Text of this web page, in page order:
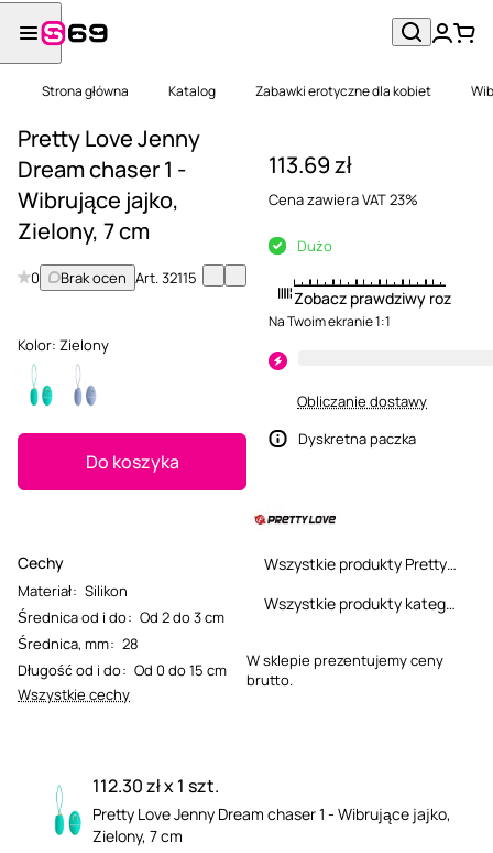
Strona główna Katalog Zabawki erotyczne dla kobiet
Pretty Love Jenny
Dream chaser 1 -
Wibrujące jajko,
Zielony, 7 cm
0 Brak ocen Art.32115
Kolor: Zielony
Do koszyka
Cechy
Materiał: Silikon
Średnica od i do: Od 2 do 3 cm
Średnica, mm: 28
Długość od i do: Od 0 do 15 cm
Wszystkie cechy
113.69 zł
Cena zawiera VAT 23%
Dużo
Zobacz prawdziwy rozmiar
Na Twoim ekranie 1:1
Obliczanie dostawy
Dyskretna paczka
Wszystkie produkty Pretty Love
Wszystkie produkty kategorii
W sklepie prezentujemy ceny
brutto.
112.30 zł x 1 szt.
Pretty Love Jenny Dream chaser 1 - Wibrujące jajko,
Zielony, 7 cm